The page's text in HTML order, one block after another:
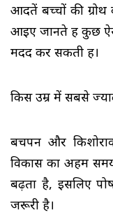
आदतें बच्चों की
आइए जानते हैं कुछ
मदद कर सकती हैं।
किस उम्र में सबसे
बचपन और
विकास का अहम समय
बढ़ता है, इसलिए
जरूरी है।